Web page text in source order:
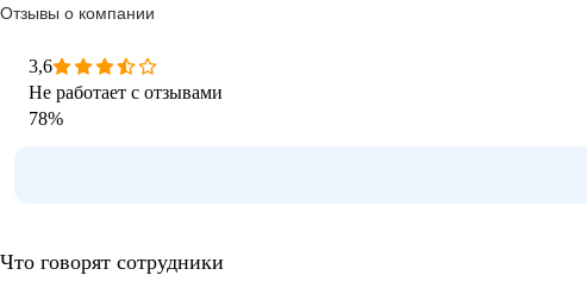
Отзывы о компании
3,6
Не работает с отзывами
78%
Что говорят сотрудники